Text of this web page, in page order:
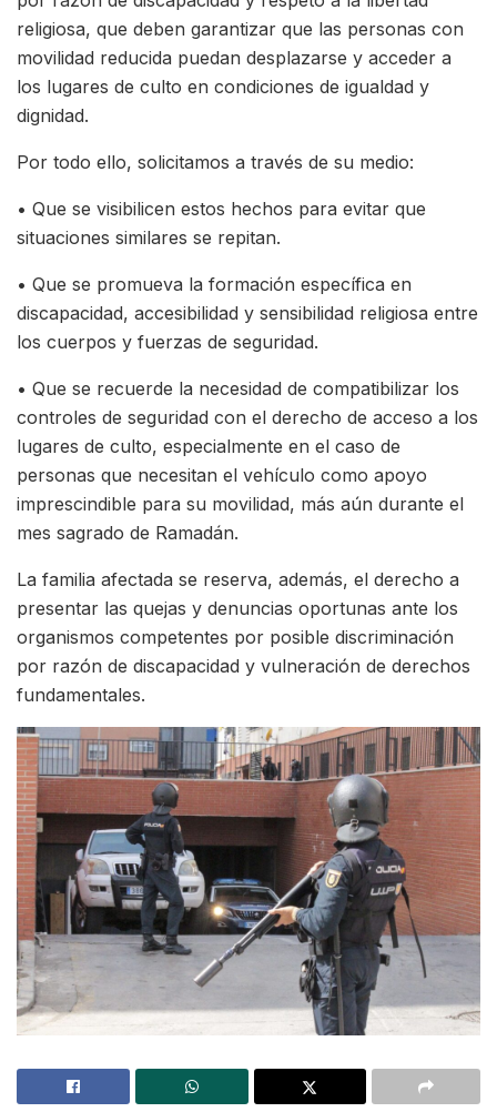
religiosa, que deben garantizar que las personas con
movilidad reducida puedan desplazarse y acceder a
los lugares de culto en condiciones de igualdad y
dignidad.
Por todo ello, solicitamos a través de su medio:
• Que se visibilicen estos hechos para evitar que
situaciones similares se repitan.
• Que se promueva la formación específica en
discapacidad, accesibilidad y sensibilidad religiosa entre
los cuerpos y fuerzas de seguridad.
• Que se recuerde la necesidad de compatibilizar los
controles de seguridad con el derecho de acceso a los
lugares de culto, especialmente en el caso de
personas que necesitan el vehículo como apoyo
imprescindible para su movilidad, más aún durante el
mes sagrado de Ramadán.
La familia afectada se reserva, además, el derecho a
presentar las quejas y denuncias oportunas ante los
organismos competentes por posible discriminación
por razón de discapacidad y vulneración de derechos
fundamentales.